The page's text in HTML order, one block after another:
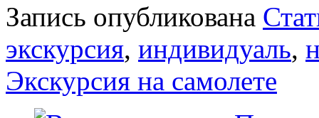
Запись опубликована
экскурсия, индивидуаль,
Экскурсия на самолете